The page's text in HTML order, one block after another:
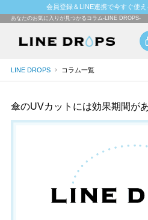
会員登録＆LINE連携で今すぐ使
あなたのお気に入りが見つかるコラム-LINE DROPS-
LINE DROPS コラム一覧
傘のUVカットには効果期間が